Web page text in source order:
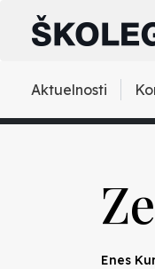
Aktuelnosti
Enes